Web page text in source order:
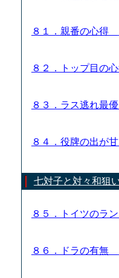
８１．親番の心得
８２．トップ目の
８３．ラス逃れ最
８４．役牌の出が
七対子と対々和狙
８５．トイツのラ
８６．ドラの有無